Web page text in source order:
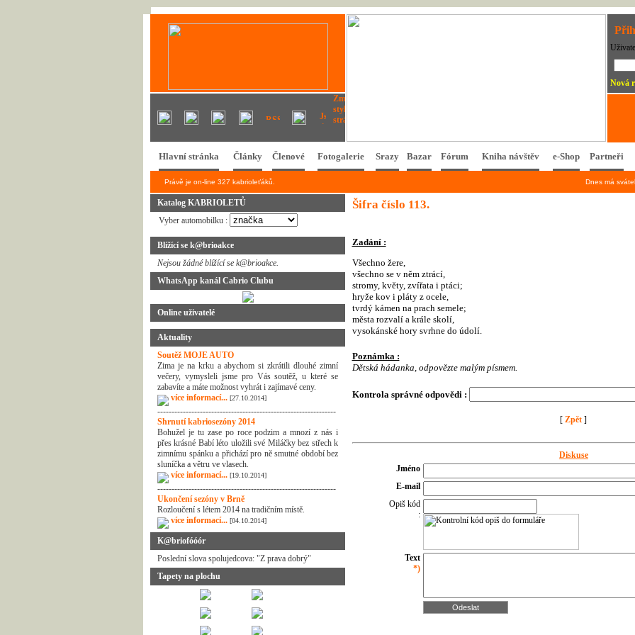
Nová
Hlavní stránka Články Členové Fotogalerie Srazy Bazar Fórum Kniha návštěv e-Shop Partneři
Právě je on-line 327 kabrioleťáků. Dnes má
Katalog KABRIOLETŮ
Vyber automobilku :
Blížící se k@brioakce
Nejsou žádné blížící se k@brioakce.
WhatsApp kanál Cabrio Clubu
Online uživatelé
Aktuality
Soutěž MOJE AUTO
Zima je na krku a abychom si zkrátili dlouhé zimní
večery, vymysleli jsme pro Vás soutěž, u které se
zabavíte a máte možnost vyhrát i zajímavé ceny.
více informací... [27.10.2014]
---------------------------------------------------------------
Shrnutí kabriosezóny 2014
Bohužel je tu zase po roce podzim a mnozí z nás i
přes krásné Babí léto uložili své Miláčky bez střech k
zimnímu spánku a přichází pro ně smutné období bez
sluníčka a větru ve vlasech.
více informací... [19.10.2014]
---------------------------------------------------------------
Ukončení sezóny v Brně
Rozloučení s létem 2014 na tradičním místě.
více informací... [04.10.2014]
K@briofóóór
Poslední slova spolujedcova: "Z prava dobrý"
Tapety na plochu
Šifra číslo 113.
Zadání :
Všechno žere,
všechno se v něm ztrácí,
stromy, květy, zvířata i ptáci;
hryže kov i pláty z ocele,
tvrdý kámen na prach semele;
města rozvalí a krále skolí,
vysokánské hory svrhne do údolí.
Poznámka :
Dětská hádanka, odpovězte malým písmem.
Kontrola správné odpovědi :
[ Zpět ]
Diskuse
Jméno
E-mail
Opiš kód
:
Text
*)